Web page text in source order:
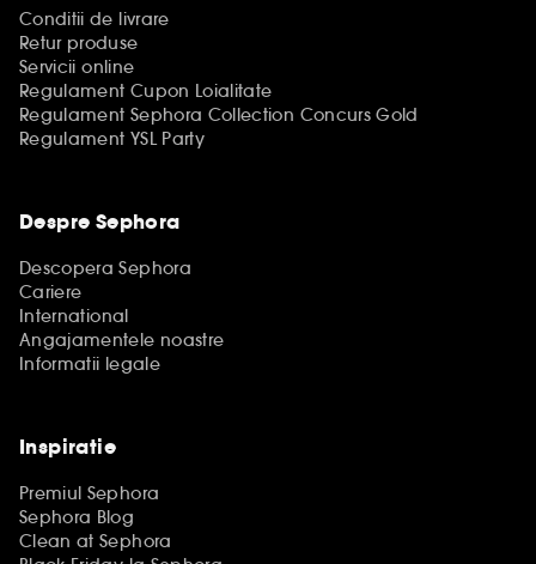
Conditii de livrare
Retur produse
Servicii online
Regulament Cupon Loialitate
Regulament Sephora Collection Concurs Gold
Regulament YSL Party
Despre Sephora
Descopera Sephora
Cariere
International
Angajamentele noastre
Informatii legale
Inspiratie
Premiul Sephora
Sephora Blog
Clean at Sephora